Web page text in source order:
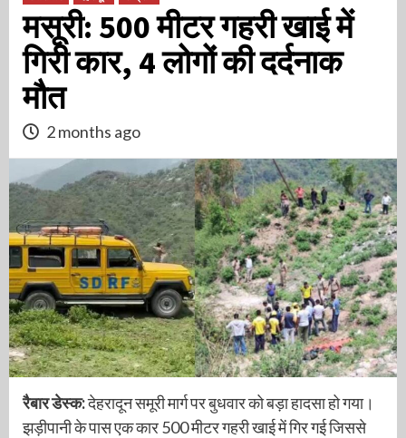
मसूरी: 500 मीटर गहरी खाई में
गिरी कार, 4 लोगों की दर्दनाक
मौत
2 months ago
रैबार डेस्क:देहरादून समूरी मार्ग पर बुधवार को बड़ा हादसा हो गया।
झड़ीपानी के पास एक कार 500 मीटर गहरी खाई में गिर गई जिससे